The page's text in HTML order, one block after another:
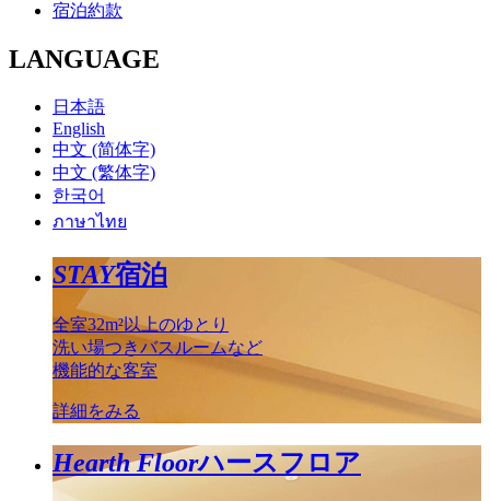
宿泊約款
LANGUAGE
日本語
English
中文 (简体字)
中文 (繁体字)
한국어
ภาษาไทย
STAY宿泊
全室32m²以上のゆとり
洗い場つきバスルームなど
機能的な客室
詳細をみる
Hearth Floorハースフロア